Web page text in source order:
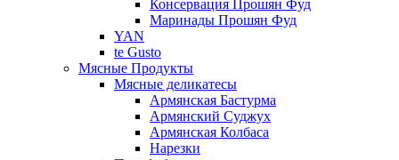
Консервация Прошян Фуд
Маринады Прошян Фуд
YAN
te Gusto
Мясные Продукты
Мясные деликатесы
Армянская Бастурма
Армянский Суджух
Армянская Колбаса
Нарезки